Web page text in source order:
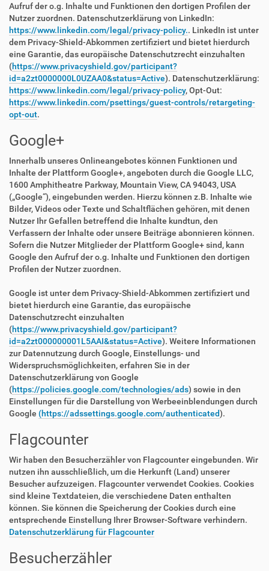
Aufruf der o.g. Inhalte und Funktionen den dortigen Profilen der
Nutzer zuordnen. Datenschutzerklärung von LinkedIn:
https://www.linkedin.com/legal/privacy-policy.. LinkedIn ist unter
dem Privacy-Shield-Abkommen zertifiziert und bietet hierdurch
eine Garantie, das europäische Datenschutzrecht einzuhalten
(https://www.privacyshield.gov/participant?
id=a2zt0000000L0UZAA0&status=Active). Datenschutzerklärung:
https://www.linkedin.com/legal/privacy-policy, Opt-Out:
https://www.linkedin.com/psettings/guest-controls/retargeting-
opt-out.
Google+
Innerhalb unseres Onlineangebotes können Funktionen und
Inhalte der Plattform Google+, angeboten durch die Google LLC,
1600 Amphitheatre Parkway, Mountain View, CA 94043, USA
(„Google“), eingebunden werden. Hierzu können z.B. Inhalte wie
Bilder, Videos oder Texte und Schaltflächen gehören, mit denen
Nutzer Ihr Gefallen betreffend die Inhalte kundtun, den
Verfassern der Inhalte oder unsere Beiträge abonnieren können.
Sofern die Nutzer Mitglieder der Plattform Google+ sind, kann
Google den Aufruf der o.g. Inhalte und Funktionen den dortigen
Profilen der Nutzer zuordnen.
Google ist unter dem Privacy-Shield-Abkommen zertifiziert und
bietet hierdurch eine Garantie, das europäische
Datenschutzrecht einzuhalten
(https://www.privacyshield.gov/participant?
id=a2zt000000001L5AAI&status=Active). Weitere Informationen
zur Datennutzung durch Google, Einstellungs- und
Widerspruchsmöglichkeiten, erfahren Sie in der
Datenschutzerklärung von Google
(https://policies.google.com/technologies/ads) sowie in den
Einstellungen für die Darstellung von Werbeeinblendungen durch
Google (https://adssettings.google.com/authenticated).
Flagcounter
Wir haben den Besucherzähler von Flagcounter eingebunden. Wir
nutzen ihn ausschließlich, um die Herkunft (Land) unserer
Besucher aufzuzeigen. Flagcounter verwendet Cookies. Cookies
sind kleine Textdateien, die verschiedene Daten enthalten
können. Sie können die Speicherung der Cookies durch eine
entsprechende Einstellung Ihrer Browser-Software verhindern.
Datenschutzerklärung für Flagcounter
Besucherzähler